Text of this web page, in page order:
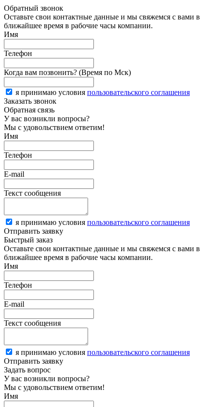
Обратный звонок
Оставьте свои контактные данные и мы свяжемся с вами в
ближайшее время в рабочие часы компании.
Имя
Телефон
Когда вам позвонить? (Время по Мск)
я принимаю условия пользовательского соглашения
Заказать звонок
Обратная связь
У вас возникли вопросы?
Мы с удовольствием ответим!
Имя
Телефон
E-mail
Текст сообщения
я принимаю условия пользовательского соглашения
Отправить заявку
Быстрый заказ
Оставьте свои контактные данные и мы свяжемся с вами в
ближайшее время в рабочие часы компании.
Имя
Телефон
E-mail
Текст сообщения
я принимаю условия пользовательского соглашения
Отправить заявку
Задать вопрос
У вас возникли вопросы?
Мы с удовольствием ответим!
Имя